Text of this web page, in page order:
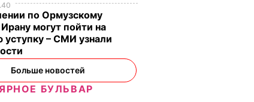
по Ормузскому
могут пойти на
– СМИ узнали
Больше новостей
БУЛЬВАР